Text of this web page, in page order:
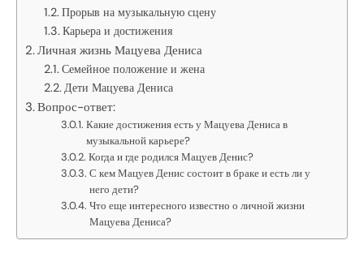
Прорыв на музыкальную сцену
Карьера и достижения
Личная жизнь Мацуева Дениса
Семейное положение и жена
Дети Мацуева Дениса
Вопрос-ответ:
Какие достижения есть у Мацуева Дениса в
музыкальной карьере?
Когда и где родился Мацуев Денис?
С кем Мацуев Денис состоит в браке и есть ли у
него дети?
Что еще интересного известно о личной жизни
Мацуева Дениса?